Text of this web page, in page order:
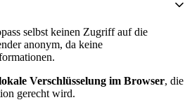
selbst keinen Zugriff auf die
anonym, da keine
Verschlüsselung im Browser, die
gerecht wird.